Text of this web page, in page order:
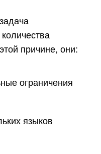
причине, они:
ограничения
языков